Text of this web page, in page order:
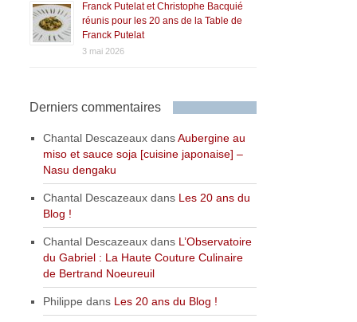
Franck Putelat et Christophe Bacquié
réunis pour les 20 ans de la Table de
Franck Putelat
3 mai 2026
Derniers commentaires
Chantal Descazeaux dansAubergine au
miso et sauce soja [cuisine japonaise] –
Nasu dengaku
Chantal Descazeaux dans Les 20 ans du
Blog !
Chantal Descazeaux dans L’Observatoire
du Gabriel : La Haute Couture Culinaire
de Bertrand Noeureuil
Philippe dans Les 20 ans du Blog !